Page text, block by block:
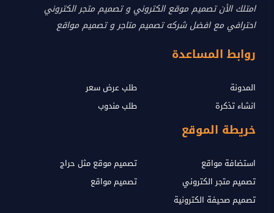
امتلك الأن تصميم موقع الكتروني و تصميم متجر الكتروني
احترافي مع افضل شركه تصميم متاجر و تصميم مواقع
روابط المساعدة
المدونة
طلب عرض سعر
انشاء تذكرة
طلب مندوب
خريطة الموقع
استضافة مواقع
تصميم موقع مثل حراج
تصميم متجر الكتروني
تصميم مواقع
تصميم صحيفة الكترونية